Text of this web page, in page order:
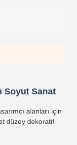
Soyut Sanat
alanları için
düzey dekoratif